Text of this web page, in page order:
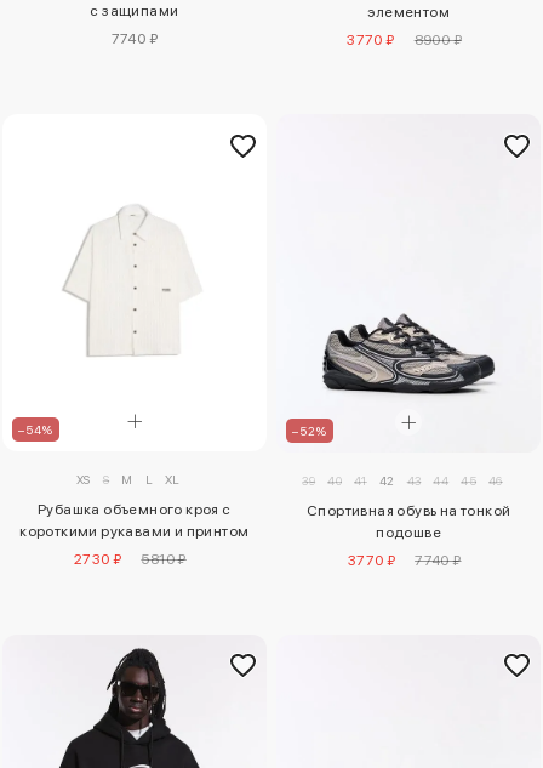
с защипами
7740 ₽
элементом
3770 ₽
8900 ₽
–54%
XS S M L XL
Рубашка объемного кроя с
короткими рукавами и принтом
2730 ₽
5810 ₽
–52%
39 40 41 42 43 44 45 46
Спортивная обувь на тонкой
подошве
3770 ₽
7740 ₽